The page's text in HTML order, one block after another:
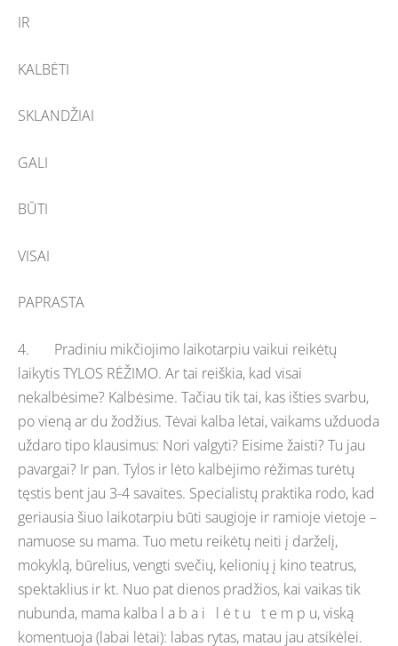
IR
KALBĖTI
SKLANDŽIAI
GALI
BŪTI
VISAI
PAPRASTA
4. Pradiniu mikčiojimo laikotarpiu vaikui reikėtų
laikytis TYLOS RĖŽIMO. Ar tai reiškia, kad visai
nekalbėsime? Kalbėsime. Tačiau tik tai, kas išties svarbu,
po vieną ar du žodžius. Tėvai kalba lėtai, vaikams užduoda
uždaro tipo klausimus: Nori valgyti? Eisime žaisti? Tu jau
pavargai? Ir pan. Tylos ir lėto kalbėjimo rėžimas turėtų
tęstis bent jau 3-4 savaites. Specialistų praktika rodo, kad
geriausia šiuo laikotarpiu būti saugioje ir ramioje vietoje –
namuose su mama. Tuo metu reikėtų neiti į darželį,
mokyklą, būrelius, vengti svečių, kelionių į kino teatrus,
spektaklius ir kt. Nuo pat dienos pradžios, kai vaikas tik
nubunda, mama kalba l a b a i l ė t u t e m p u, viską
komentuoja (labai lėtai): labas rytas, matau jau atsikėlei.